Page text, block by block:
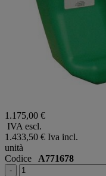
1.175,00 €
IVA escl.
1.433,50 € Iva incl.
unità
Codice A771678
-